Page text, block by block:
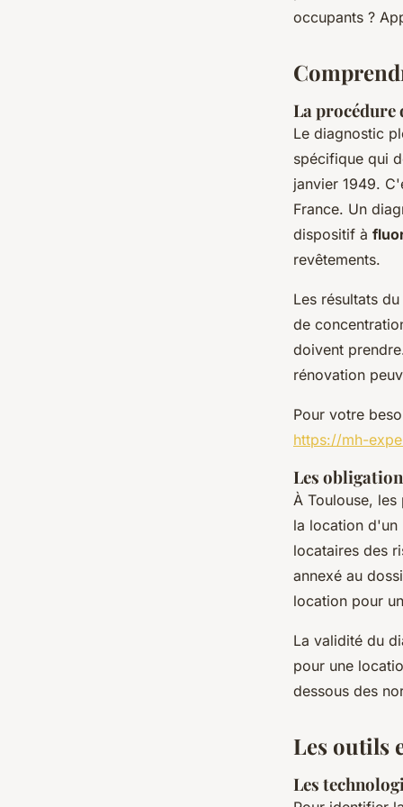
occupants ?
La procédure
Le diagnostic
spécifique qui
janvier 1949.
France. Un
dispositif à
revêtements.
Les résultats
de
doivent
rénovation
Pour votre
https://mh-
Les
À Toulouse,
la location d'un
locataires des
annexé au
location pour
La validité du
pour une
dessous des
Les outils
Les